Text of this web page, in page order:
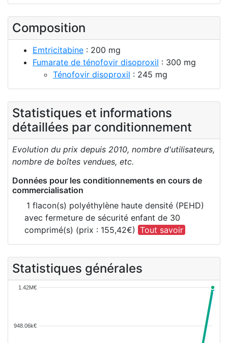
Composition
Emtricitabine : 200 mg
Fumarate de ténofovir disoproxil : 300 mg
Ténofovir disoproxil : 245 mg
Statistiques et informations
détaillées par conditionnement
Evolution du prix depuis 2010, nombre d'utilisateurs,
nombre de boîtes vendues, etc.
Données pour les conditionnements en cours de
commercialisation
1 flacon(s) polyéthylène haute densité (PEHD)
avec fermeture de sécurité enfant de 30
comprimé(s) (prix : 155,42€) Tout savoir
Statistiques générales
1.42M€
948.06k€